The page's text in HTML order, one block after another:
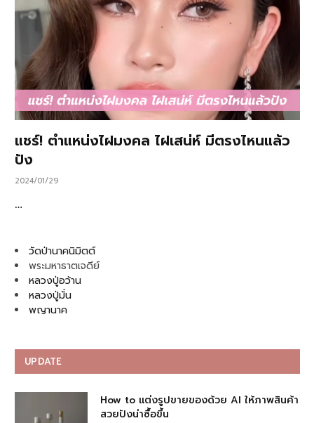
แชร์! ตำแหน่งไฝมงคล ไฝเสน่ห์ มีตรงไหนแล้ว
ปัง
2024/01/29
…
วัดป่านาคนิมิตต์
พระมหาธาตเจดีย์
หลวงปู่อว้าน
หลวงปู่มั่น
พญานาค
UPDATE
How to แต่งรูปขายของด้วย AI ให้ภาพสินค้า
สวยปังน่าซื้อขึ้น